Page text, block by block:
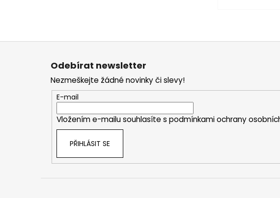
Z
Odebírat newsletter
Nezmeškejte žádné novinky či slevy!
E-mail
Vložením e-mailu souhlasíte s podmínkami ochrany
PŘIHLÁSIT SE